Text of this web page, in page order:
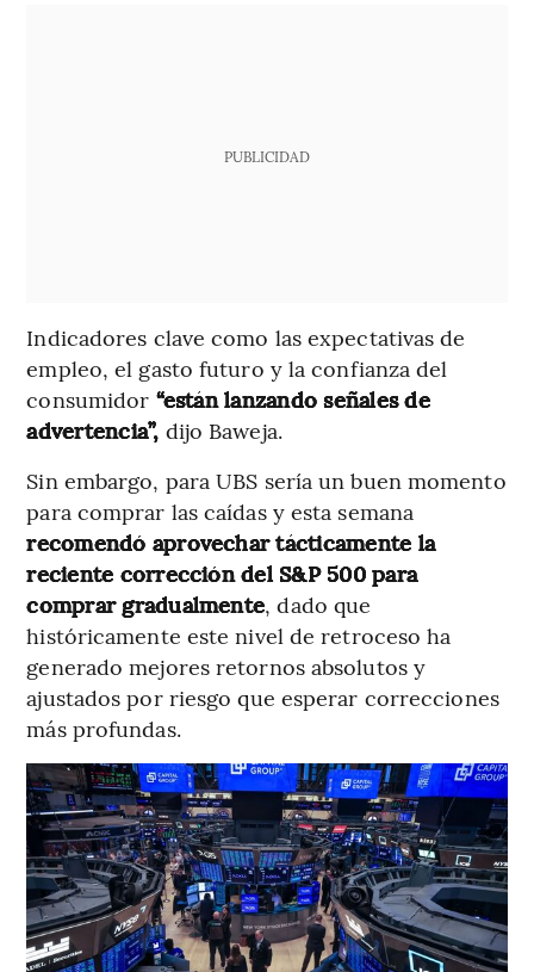
PUBLICIDAD
Indicadores clave como las expectativas de
empleo, el gasto futuro y la confianza del
consumidor “están lanzando señales de
advertencia”, dijo Baweja.
Sin embargo, para UBS sería un buen momento
para comprar las caídas y esta semana
recomendó aprovechar tácticamente la
reciente corrección del S&P 500 para
comprar gradualmente, dado que
históricamente este nivel de retroceso ha
generado mejores retornos absolutos y
ajustados por riesgo que esperar correcciones
más profundas.